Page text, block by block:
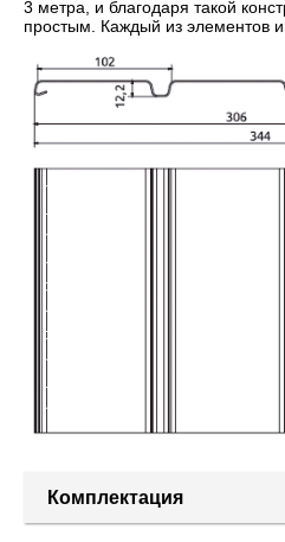
3 метра, и благодаря такой
простым. Каждый из элементов
Комплектация